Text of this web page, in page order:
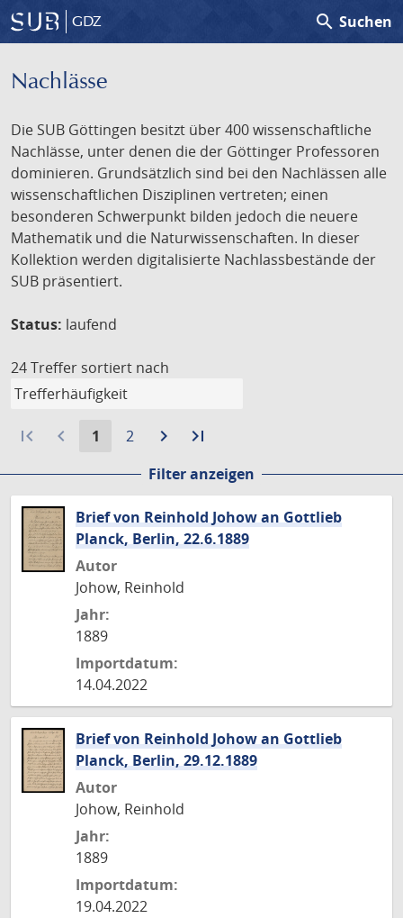
GDZ search Suchen
Nachlässe
Die SUB Göttingen besitzt über 400 wissenschaftliche
Nachlässe, unter denen die der Göttinger Professoren
dominieren. Grundsätzlich sind bei den Nachlässen alle
wissenschaftlichen Disziplinen vertreten; einen
besonderen Schwerpunkt bilden jedoch die neuere
Mathematik und die Naturwissenschaften. In dieser
Kollektion werden digitalisierte Nachlassbestände der
SUB präsentiert.
Status: laufend
24 Treffer sortiert nach
first_page navigate_before
Aktuelle
1
Gehe
Seite
2 navigate_next
Zur
Seite
last_page
Seite
Filter anzeigen
Brief von Reinhold Johow an Gottlieb
Planck, Berlin, 22.6.1889
Autor
Johow, Reinhold
Jahr:
1889
Importdatum:
14.04.2022
Brief von Reinhold Johow an Gottlieb
Planck, Berlin, 29.12.1889
Autor
Johow, Reinhold
Jahr:
1889
Importdatum:
19.04.2022